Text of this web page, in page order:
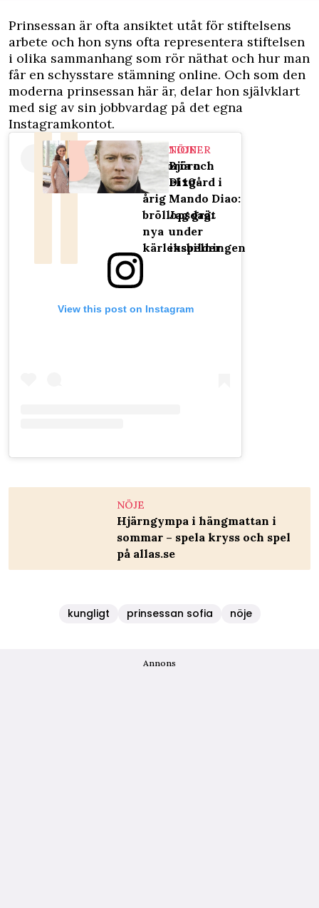
Prinsessan är ofta ansiktet utåt för stiftelsens
arbete och hon syns ofta representera stiftelsen
i olika sammanhang som rör näthat och hur man
får en schysstare stämning online. Och som den
moderna prinsessan här är, delar hon självklart
med sig av sin jobbvardag på det egna
Instagramkontot.
View this post on Instagram
RELATIONER
Victoria och
Daniel 10-
årig
bröllopsdag:
nya
kärleksbilder
NÖJE
Björn
Dixgård i
Mando Diao:
Jag grät
under
inspelningen
NÖJE
Hjärngympa i hängmattan i
sommar – spela kryss och spel
på allas.se
kungligt prinsessan sofia nöje
Annons